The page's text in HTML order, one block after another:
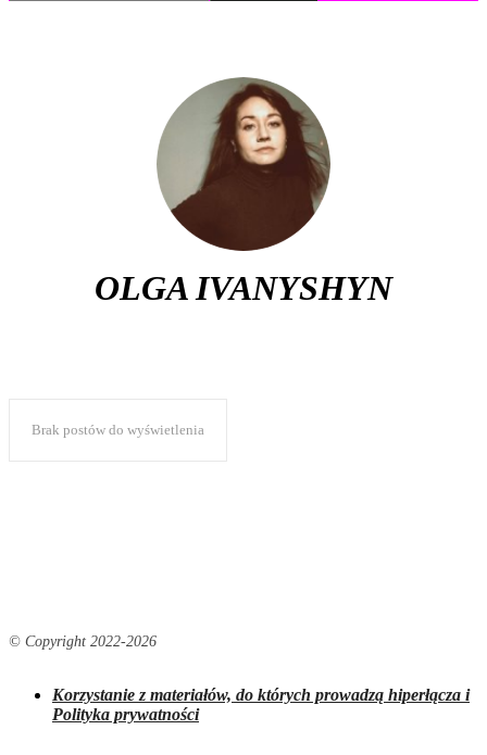
OLGA IVANYSHYN
Brak postów do wyświetlenia
© Copyright 2022-2026
Korzystanie z materiałów, do których prowadzą hiperłącza i
Polityka prywatności